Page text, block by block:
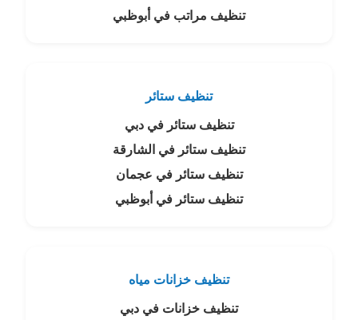
تنظيف مراتب في أبوظبي
تنظيف ستائر
تنظيف ستائر في دبي
تنظيف ستائر في الشارقة
تنظيف ستائر في عجمان
تنظيف ستائر في أبوظبي
تنظيف خزانات مياه
تنظيف خزانات في دبي